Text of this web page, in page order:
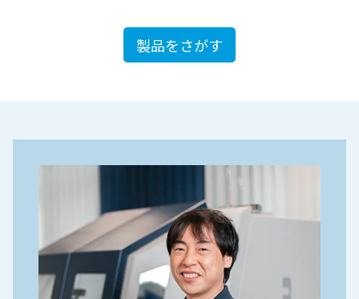
製品をさがす